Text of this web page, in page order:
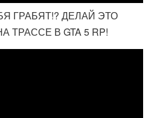
ГРАБЯТ!? ДЕЛАЙ ЭТО
В GTA 5 RP!